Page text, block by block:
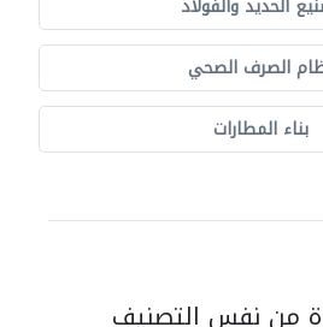
الحديد والفولاذ
الصرف الصحي
بناء المطارات
من نفس التصنيف